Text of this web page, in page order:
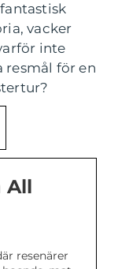
vacker
inte
resmål för en
All
resenärer